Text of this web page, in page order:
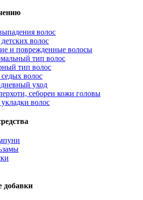
волос
волос
и поврежденные волосы
тип волос
тип волос
волос
уход
себореи кожи головы
волос